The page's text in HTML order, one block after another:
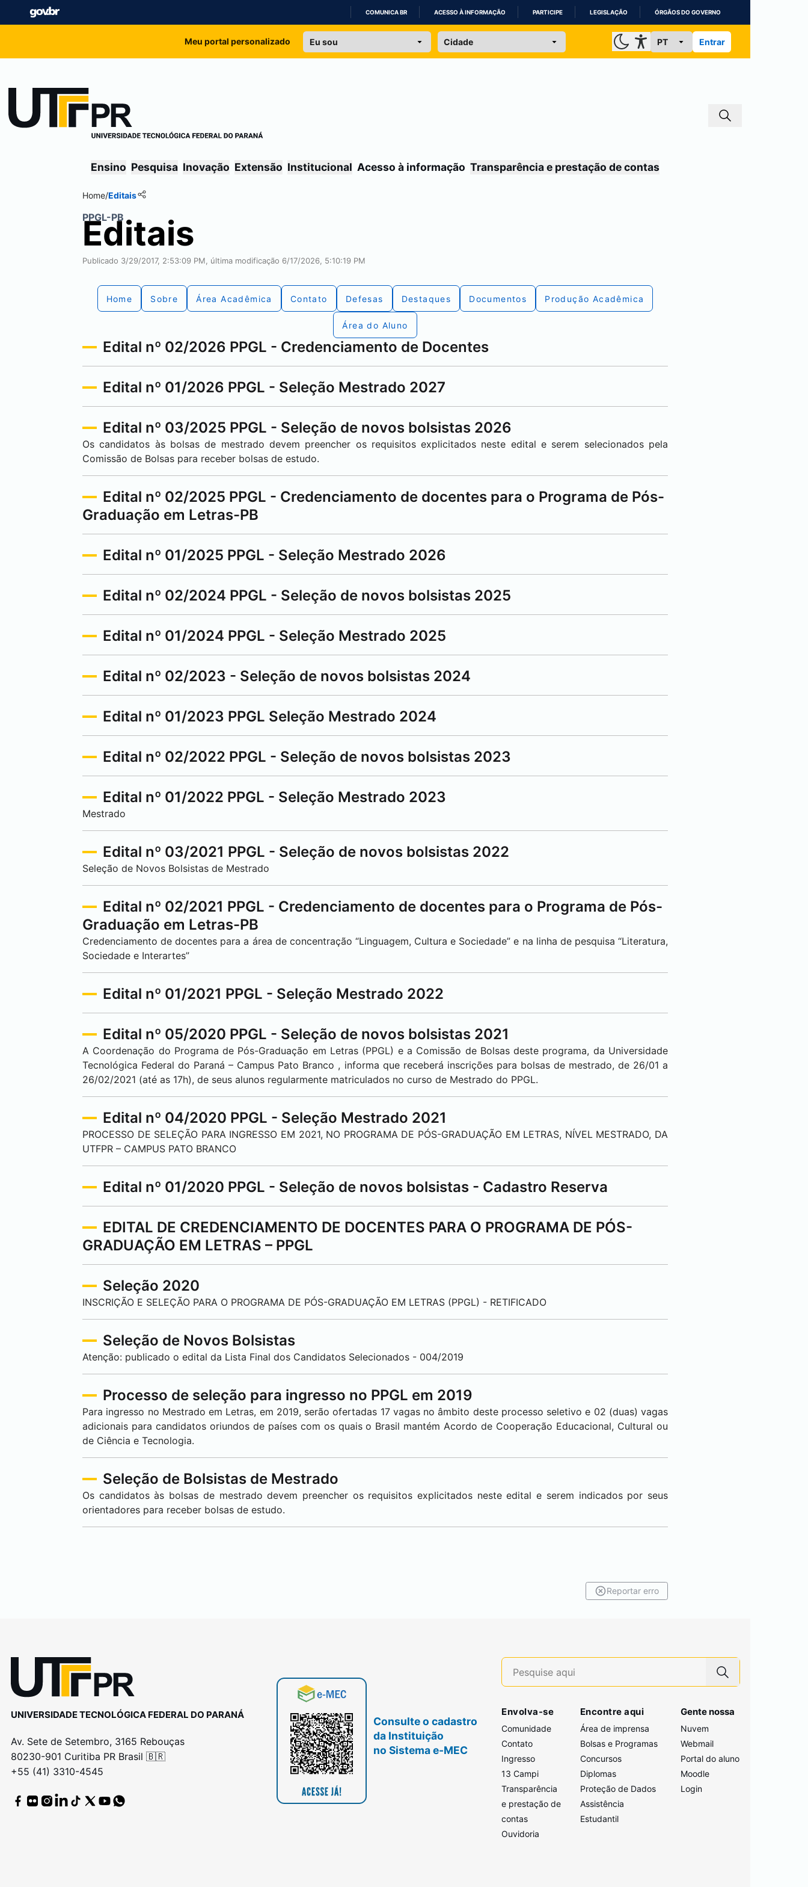
IR
COMUNICA BR ACESSO À INFORMAÇÃO PARTICIPE LEGISLAÇÃO ÓRGÃOS DO GOVERNO
Meu portal personalizado Entrar
Ensino Pesquisa Inovação Extensão Institucional Acesso à informação Transparência e prestação de contas
Home/Editais
PPGL-PB
Editais
Publicado 3/29/2017, 2:53:09 PM, última modificação 6/17/2026, 5:10:19 PM
Home Sobre Área Acadêmica Contato Defesas Destaques Documentos Produção Acadêmica
Área do Aluno
Edital nº 02/2026 PPGL - Credenciamento de Docentes
Edital nº 01/2026 PPGL - Seleção Mestrado 2027
Edital nº 03/2025 PPGL - Seleção de novos bolsistas 2026
Os candidatos às bolsas de mestrado devem preencher os requisitos explicitados neste edital e serem selecionados pela
Comissão de Bolsas para receber bolsas de estudo.
Edital nº 02/2025 PPGL - Credenciamento de docentes para o Programa de Pós-
Graduação em Letras-PB
Edital nº 01/2025 PPGL - Seleção Mestrado 2026
Edital nº 02/2024 PPGL - Seleção de novos bolsistas 2025
Edital nº 01/2024 PPGL - Seleção Mestrado 2025
Edital nº 02/2023 - Seleção de novos bolsistas 2024
Edital nº 01/2023 PPGL Seleção Mestrado 2024
Edital nº 02/2022 PPGL - Seleção de novos bolsistas 2023
Edital nº 01/2022 PPGL - Seleção Mestrado 2023
Mestrado
Edital nº 03/2021 PPGL - Seleção de novos bolsistas 2022
Seleção de Novos Bolsistas de Mestrado
Edital nº 02/2021 PPGL - Credenciamento de docentes para o Programa de Pós-
Graduação em Letras-PB
Credenciamento de docentes para a área de concentração “Linguagem, Cultura e Sociedade” e na linha de pesquisa “Literatura,
Sociedade e Interartes”
Edital nº 01/2021 PPGL - Seleção Mestrado 2022
Edital nº 05/2020 PPGL - Seleção de novos bolsistas 2021
A Coordenação do Programa de Pós-Graduação em Letras (PPGL) e a Comissão de Bolsas deste programa, da Universidade
Tecnológica Federal do Paraná – Campus Pato Branco , informa que receberá inscrições para bolsas de mestrado, de 26/01 a
26/02/2021 (até as 17h), de seus alunos regularmente matriculados no curso de Mestrado do PPGL.
Edital nº 04/2020 PPGL - Seleção Mestrado 2021
PROCESSO DE SELEÇÃO PARA INGRESSO EM 2021, NO PROGRAMA DE PÓS-GRADUAÇÃO EM LETRAS, NÍVEL MESTRADO, DA
UTFPR – CAMPUS PATO BRANCO
Edital nº 01/2020 PPGL - Seleção de novos bolsistas - Cadastro Reserva
EDITAL DE CREDENCIAMENTO DE DOCENTES PARA O PROGRAMA DE PÓS-
GRADUAÇÃO EM LETRAS – PPGL
Seleção 2020
INSCRIÇÃO E SELEÇÃO PARA O PROGRAMA DE PÓS-GRADUAÇÃO EM LETRAS (PPGL) - RETIFICADO
Seleção de Novos Bolsistas
Atenção: publicado o edital da Lista Final dos Candidatos Selecionados - 004/2019
Processo de seleção para ingresso no PPGL em 2019
Para ingresso no Mestrado em Letras, em 2019, serão ofertadas 17 vagas no âmbito deste processo seletivo e 02 (duas) vagas
adicionais para candidatos oriundos de países com os quais o Brasil mantém Acordo de Cooperação Educacional, Cultural ou
de Ciência e Tecnologia.
Seleção de Bolsistas de Mestrado
Os candidatos às bolsas de mestrado devem preencher os requisitos explicitados neste edital e serem indicados por seus
orientadores para receber bolsas de estudo.
Reportar erro
UNIVERSIDADE TECNOLÓGICA FEDERAL DO PARANÁ
Av. Sete de Setembro, 3165 Rebouças
80230-901 Curitiba PR Brasil 🇧🇷
+55 (41) 3310-4545
Consulte o cadastro
da Instituição
no Sistema e-MEC
Envolva-se
Comunidade
Contato
Ingresso
13 Campi
Transparência
e prestação de
contas
Ouvidoria
Encontre aqui
Área de imprensa
Bolsas e Programas
Concursos
Diplomas
Proteção de Dados
Assistência
Estudantil
Gente nossa
Nuvem
Webmail
Portal do aluno
Moodle
Login